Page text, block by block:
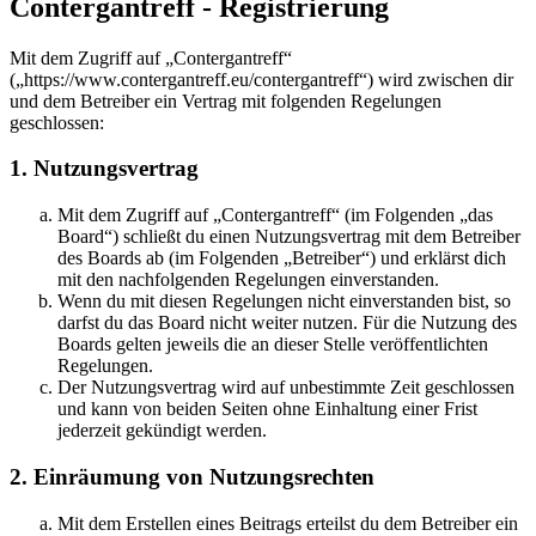
Contergantreff - Registrierung
Mit dem Zugriff auf „Contergantreff“
(„https://www.contergantreff.eu/contergantreff“) wird zwischen dir
und dem Betreiber ein Vertrag mit folgenden Regelungen
geschlossen:
1. Nutzungsvertrag
Mit dem Zugriff auf „Contergantreff“ (im Folgenden „das
Board“) schließt du einen Nutzungsvertrag mit dem Betreiber
des Boards ab (im Folgenden „Betreiber“) und erklärst dich
mit den nachfolgenden Regelungen einverstanden.
Wenn du mit diesen Regelungen nicht einverstanden bist, so
darfst du das Board nicht weiter nutzen. Für die Nutzung des
Boards gelten jeweils die an dieser Stelle veröffentlichten
Regelungen.
Der Nutzungsvertrag wird auf unbestimmte Zeit geschlossen
und kann von beiden Seiten ohne Einhaltung einer Frist
jederzeit gekündigt werden.
2. Einräumung von Nutzungsrechten
Mit dem Erstellen eines Beitrags erteilst du dem Betreiber ein